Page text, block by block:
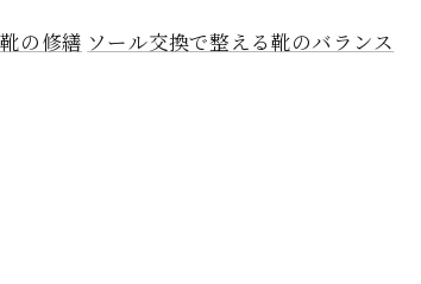
の修繕 ソール交換で整える靴のバランス